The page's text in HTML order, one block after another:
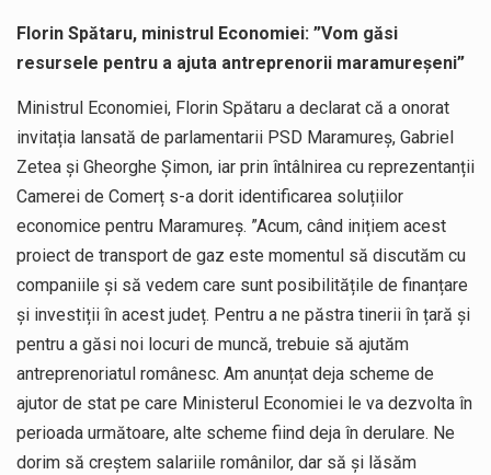
Florin Spătaru, ministrul Economiei: ”Vom găsi
resursele pentru a ajuta antreprenorii maramureșeni”
Ministrul Economiei, Florin Spătaru a declarat că a onorat
invitația lansată de parlamentarii PSD Maramureș, Gabriel
Zetea și Gheorghe Șimon, iar prin întâlnirea cu reprezentanții
Camerei de Comerț s-a dorit identificarea soluțiilor
economice pentru Maramureș. ”Acum, când inițiem acest
proiect de transport de gaz este momentul să discutăm cu
companiile și să vedem care sunt posibilitățile de finanțare
și investiții în acest județ. Pentru a ne păstra tinerii în țară și
pentru a găsi noi locuri de muncă, trebuie să ajutăm
antreprenoriatul românesc. Am anunțat deja scheme de
ajutor de stat pe care Ministerul Economiei le va dezvolta în
perioada următoare, alte scheme fiind deja în derulare. Ne
dorim să creștem salariile românilor, dar să și lăsăm